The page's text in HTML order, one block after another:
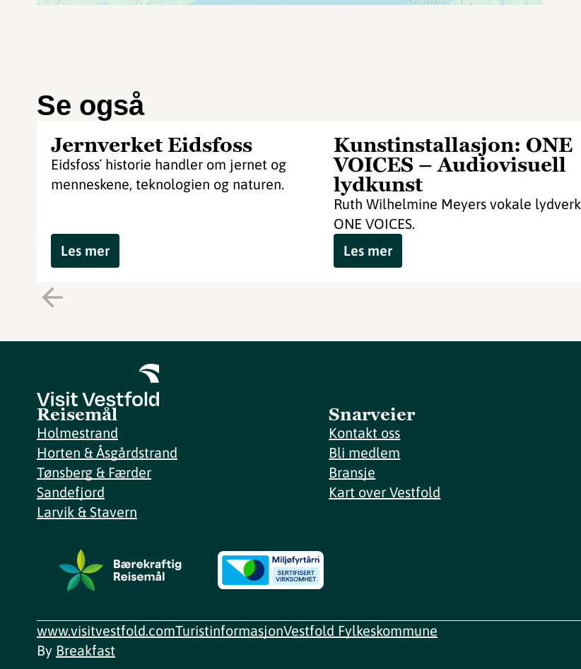
Se også
Jernverket Eidsfoss
Eidsfoss´ historie handler om jernet og
menneskene, teknologien og naturen.
Les mer
Kunstinstallasjon: ONE
VOICES – Audiovisuell
lydkunst
Ruth Wilhelmine Meyers vokale lydverk
ONE VOICES.
Les mer
Reisemål
Holmestrand
Horten & Åsgårdstrand
Tønsberg & Færder
Sandefjord
Larvik & Stavern
Snarveier
Kontakt oss
Bli medlem
Bransje
Kart over Vestfold
www.visitvestfold.comTuristinformasjonVestfold Fylkeskommune
By Breakfast